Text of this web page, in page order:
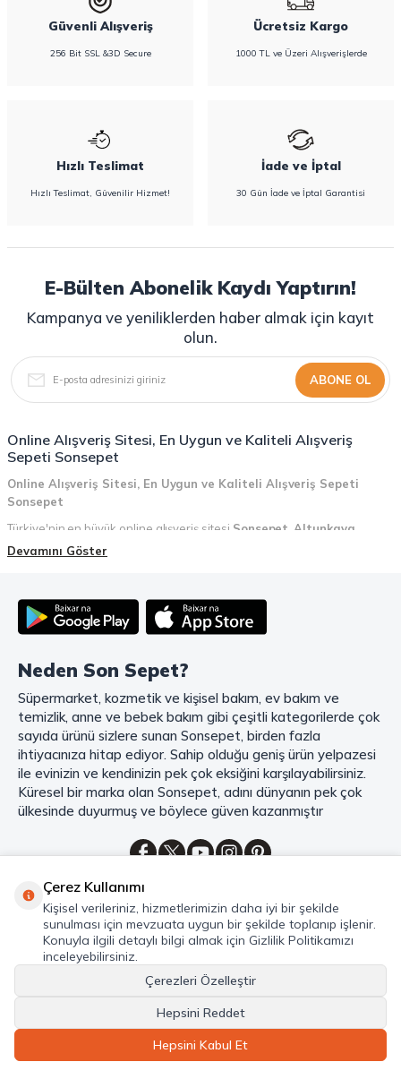
Güvenli Alışveriş
256 Bit SSL &3D Secure
Ücretsiz Kargo
1000 TL ve Üzeri Alışverişlerde
Hızlı Teslimat
Hızlı Teslimat, Güvenilir Hizmet!
İade ve İptal
30 Gün İade ve İptal Garantisi
E-Bülten Abonelik Kaydı Yaptırın!
Kampanya ve yeniliklerden haber almak için kayıt
olun.
ABONE OL
Online Alışveriş Sitesi, En Uygun ve Kaliteli Alışveriş
Sepeti Sonsepet
Online Alışveriş Sitesi, En Uygun ve Kaliteli Alışveriş Sepeti
Sonsepet
Türkiye'nin en büyük online alışveriş sitesi Sonsepet Altunkaya
Holdinggüvencesiyle hizmet vermektedir! Sonsepet, online alışveriş
teslimat ve güvenli ödeme seçenekleriyle, alışveriş yaparken
zamanınızı ve paranızı en verimli şekilde kullanırsınız.
Mahmood Coffee ile Kahve Keyfinizi Sonsepet'te Yaşayın!
Mahmood Coffee markasının eşsiz lezzetleriyle tanışın ve kahve
keyfinizi doruklara çıkarın. Filtre ve çekirdek kahve, kapsül kahve,
granül kahve, gold kahve, klasik kahve ve Türk kahvesi gibi birbirinden
lezzetli seçenekler arasından favorinizi seçin. Eğer pratik ve hızlı bir
kahve arıyorsanız, hazır Türk kahvesi ve cappuccino gibi seçenekler de
sizleri bekliyor. Sıcak çikolata ve kahve kreması ile kahve keyfinize
lezzet katabilirsiniz. Kahve tutkunlarının vazgeçilmezi olan bu ürünler,
keşfedin ve kahve keyfinizi doyasıya yaşayın!
Çayın büyülü dünyasına hoş geldiniz! Sonsepet, çay tutkunlarının
hayallerini süsleyenMahmood Teaçeşitlerini sizlerle buluşturuyor.
Seylan Çayı'nın benzersiz lezzetiyle tanışın ve çay demlemenin tadını
baştan yaşayın. Dökme çayın gizemli aroması ve sallama çayın taze
ferahlığı arasında kaybolmaya ne dersiniz?
Marka denildiğinde akla gelen ilk isim olan
ile kalite ve
lezzetin bir arada yaşayın. Sonsepet'in çay dünyasında her bir yaprak,
size özeldir. En taze çay yaprakları, en güzel demleme teknikleri ve en
zarif sunumlarla çay keyfinizi doruklara taşıyabilirsiniz.. Şimdi,
Sonsepet'in çay kategorisini keşfe çıkın ve çayın büyülü dünyasında
Devamını Göster
Neden Son Sepet?
Süpermarket, kozmetik ve kişisel bakım, ev bakım ve
temizlik, anne ve bebek bakım gibi çeşitli kategorilerde çok
sayıda ürünü sizlere sunan Sonsepet, birden fazla
ihtiyacınıza hitap ediyor. Sahip olduğu geniş ürün yelpazesi
ile evinizin ve kendinizin pek çok eksiğini karşılayabilirsiniz.
Küresel bir marka olan Sonsepet, adını dünyanın pek çok
ülkesinde duyurmuş ve böylece güven kazanmıştır
Kategoriler
Hızlı Erişim
Hakkımızda
© Sonsepet 2026 -Tüm Hakları Saklıdır.
Çerez Kullanımı
Kişisel verileriniz, hizmetlerimizin daha iyi bir şekilde
sunulması için mevzuata uygun bir şekilde toplanıp işlenir.
Konuyla ilgili detaylı bilgi almak için Gizlilik Politikamızı
inceleyebilirsiniz.
Çerezleri Özelleştir
Hepsini Reddet
Hepsini Kabul Et